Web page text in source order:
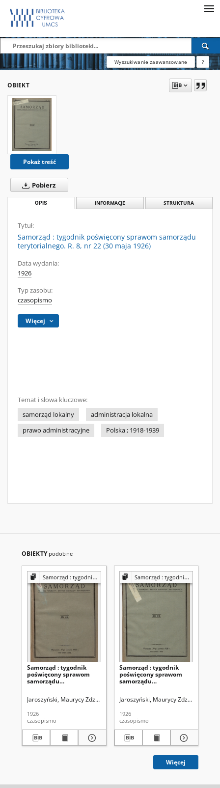
Wyszukiwanie zaawansowane ?
OBIEKT
Pokaż treść
Pobierz
OPIS INFORMACJE STRUKTURA
Tytuł:
Samorząd : tygodnik poświęcony sprawom samorządu
terytorialnego. R. 8, nr 22 (30 maja 1926)
Data wydania:
1926
Typ zasobu:
czasopismo
Więcej
Temat i słowa kluczowe:
samorząd lokalny
administracja lokalna
prawo administracyjne
Polska ; 1918-1939
OBIEKTY podobne
Samorząd : tygodnik Związku Sejmików Pow. Rz. Polskiej
Samorząd : tygodnik
poświęcony sprawom
samorządu
Jaroszyński, Maurycy Zdzisław. Redaktor Zrzeszenie Samorządów
1926
czasopismo
Samorząd : tygodnik Związku Sejmików Pow. Rz. Polskiej
Samorząd : tygodnik
poświęcony sprawom
samorządu
Jaroszyński, Maurycy Zdzisław.
1926
czasopismo
Więcej